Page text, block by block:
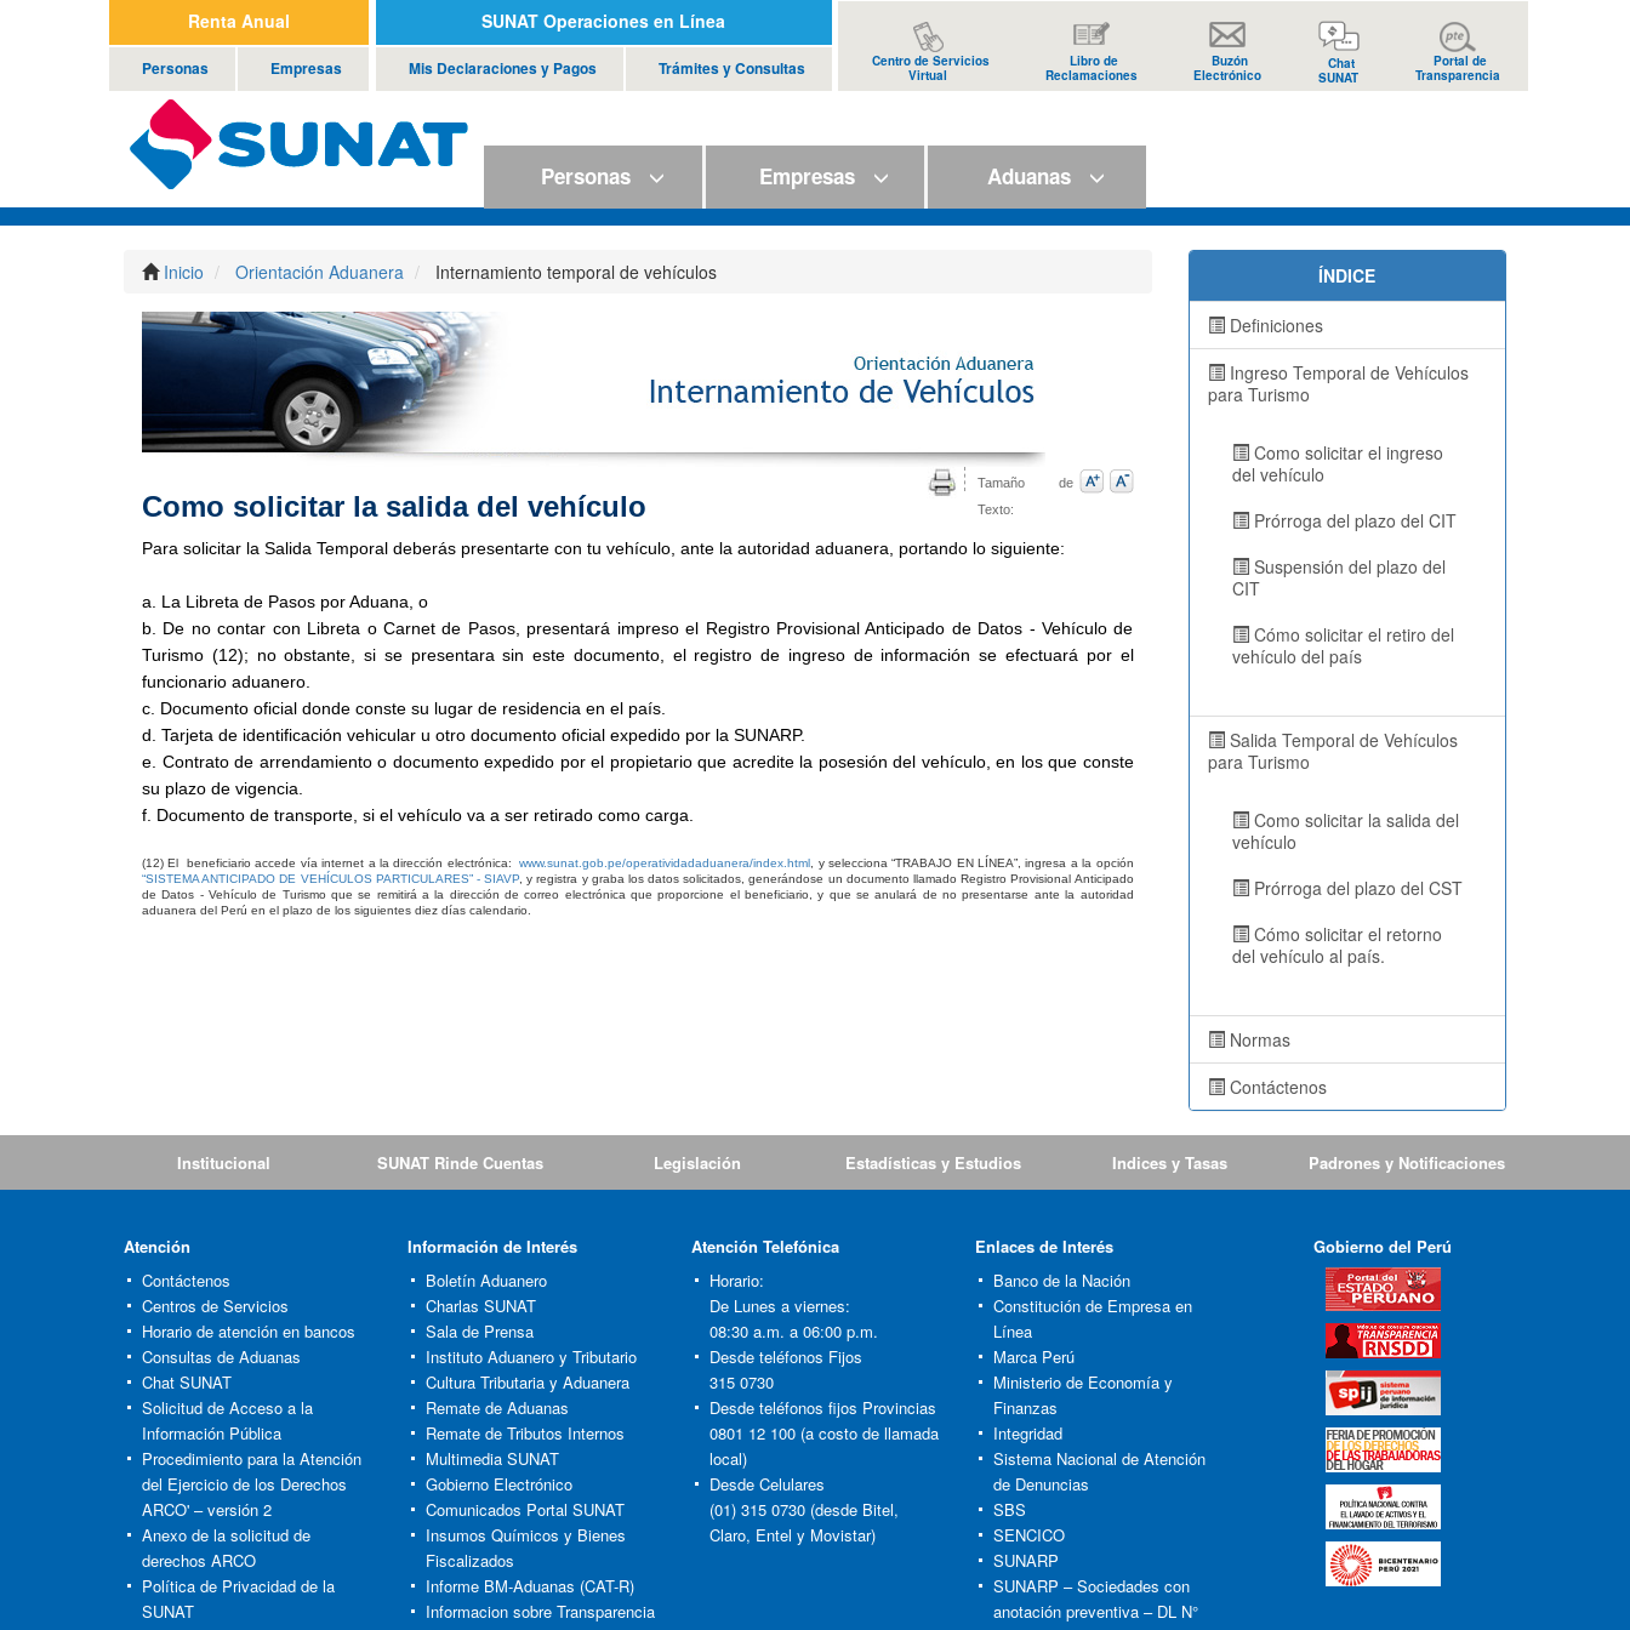
Renta Anual
Personas Empresas
SUNAT Operaciones en Línea
Mis Declaraciones y Pagos Trámites y Consultas
Centro de Servicios
Virtual
Libro de
Reclamaciones
Buzón
Electrónico
Chat
SUNAT
Portal de
Transparencia
Personas Empresas Aduanas
Inicio Orientación Aduanera Internamiento temporal de vehículos
Tamaño de
Texto:
Como solicitar la salida del vehículo
Para solicitar la Salida Temporal deberás presentarte con tu vehículo, ante la autoridad aduanera, portando lo siguiente:
a. La Libreta de Pasos por Aduana, o
b. De no contar con Libreta o Carnet de Pasos, presentará impreso el Registro Provisional Anticipado de Datos - Vehículo de
Turismo (12); no obstante, si se presentara sin este documento, el registro de ingreso de información se efectuará por el
funcionario aduanero.
c. Documento oficial donde conste su lugar de residencia en el país.
d. Tarjeta de identificación vehicular u otro documento oficial expedido por la SUNARP.
e. Contrato de arrendamiento o documento expedido por el propietario que acredite la posesión del vehículo, en los que conste
su plazo de vigencia.
f. Documento de transporte, si el vehículo va a ser retirado como carga.
(12) El beneficiario accede vía internet a la dirección electrónica:www.sunat.gob.pe/operatividadaduanera/index.html , y selecciona “TRABAJO EN LÍNEA”, ingresa a la opción
“SISTEMA ANTICIPADO DE VEHÍCULOS PARTICULARES” - SIAVP , y registra y graba los datos solicitados, generándose un documento llamado Registro Provisional Anticipado
de Datos - Vehículo de Turismo que se remitirá a la dirección de correo electrónica que proporcione el beneficiario, y que se anulará de no presentarse ante la autoridad
aduanera del Perú en el plazo de los siguientes diez días calendario.
ÍNDICE
Definiciones
Ingreso Temporal de Vehículos
para Turismo
Como solicitar el ingreso
del vehículo
Prórroga del plazo del CIT
Suspensión del plazo del
CIT
Cómo solicitar el retiro del
vehículo del país
Salida Temporal de Vehículos
para Turismo
Como solicitar la salida del
vehículo
Prórroga del plazo del CST
Cómo solicitar el retorno
del vehículo al país.
Normas
Contáctenos
Institucional SUNAT Rinde Cuentas Legislación Estadísticas y Estudios Indices y Tasas Padrones y Notificaciones
Atención
Contáctenos
Centros de Servicios
Horario de atención en bancos
Consultas de Aduanas
Chat SUNAT
Solicitud de Acceso a la
Información Pública
Procedimiento para la Atención
del Ejercicio de los Derechos
ARCO' – versión 2
Anexo de la solicitud de
derechos ARCO
Política de Privacidad de la
SUNAT
Información de Interés
Boletín Aduanero
Charlas SUNAT
Sala de Prensa
Instituto Aduanero y Tributario
Cultura Tributaria y Aduanera
Remate de Aduanas
Remate de Tributos Internos
Multimedia SUNAT
Gobierno Electrónico
Comunicados Portal SUNAT
Insumos Químicos y Bienes
Fiscalizados
Informe BM-Aduanas (CAT-R)
Informacion sobre Transparencia
Atención Telefónica
Horario:
De Lunes a viernes:
08:30 a.m. a 06:00 p.m.
Desde teléfonos Fijos
315 0730
Desde teléfonos fijos Provincias
0801 12 100 (a costo de llamada
local)
Desde Celulares
(01) 315 0730 (desde Bitel,
Claro, Entel y Movistar)
Enlaces de Interés
Banco de la Nación
Constitución de Empresa en
Línea
Marca Perú
Ministerio de Economía y
Finanzas
Integridad
Sistema Nacional de Atención
de Denuncias
SBS
SENCICO
SUNARP
SUNARP – Sociedades con
anotación preventiva – DL N°
Gobierno del Perú